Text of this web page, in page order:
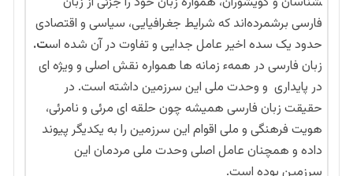
فارسی برشمرده‌­اند که شرایط جغرافیایی، سیاسی و اقتصادی
حدود یک سده اخیر عامل جدایی و تفاوت در آن شده است.
زبان فارسی در همهء زمانه ها همواره نقش اصلی و ویژه ای
در پایداری و وحدت ملی این سرزمین داشته است. در
حقیقت زبان فارسی همیشه چون حلقه ای مرئی و نامرئی،
هویت فرهنگی و ملی اقوام این سرزمین را به یکدیگر پیوند
داده و همچنان عامل اصلی وحدت ملی مردمان این